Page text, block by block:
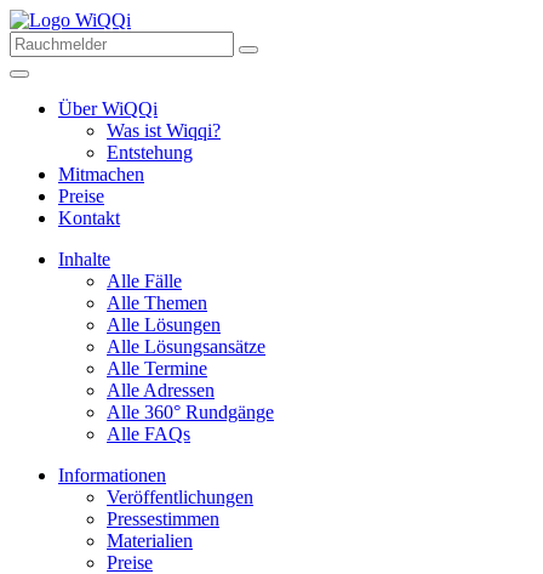
Über WiQQi
Was ist Wiqqi?
Entstehung
Mitmachen
Preise
Kontakt
Inhalte
Alle Fälle
Alle Themen
Alle Lösungen
Alle Lösungsansätze
Alle Termine
Alle Adressen
Alle 360° Rundgänge
Alle FAQs
Informationen
Veröffentlichungen
Pressestimmen
Materialien
Preise